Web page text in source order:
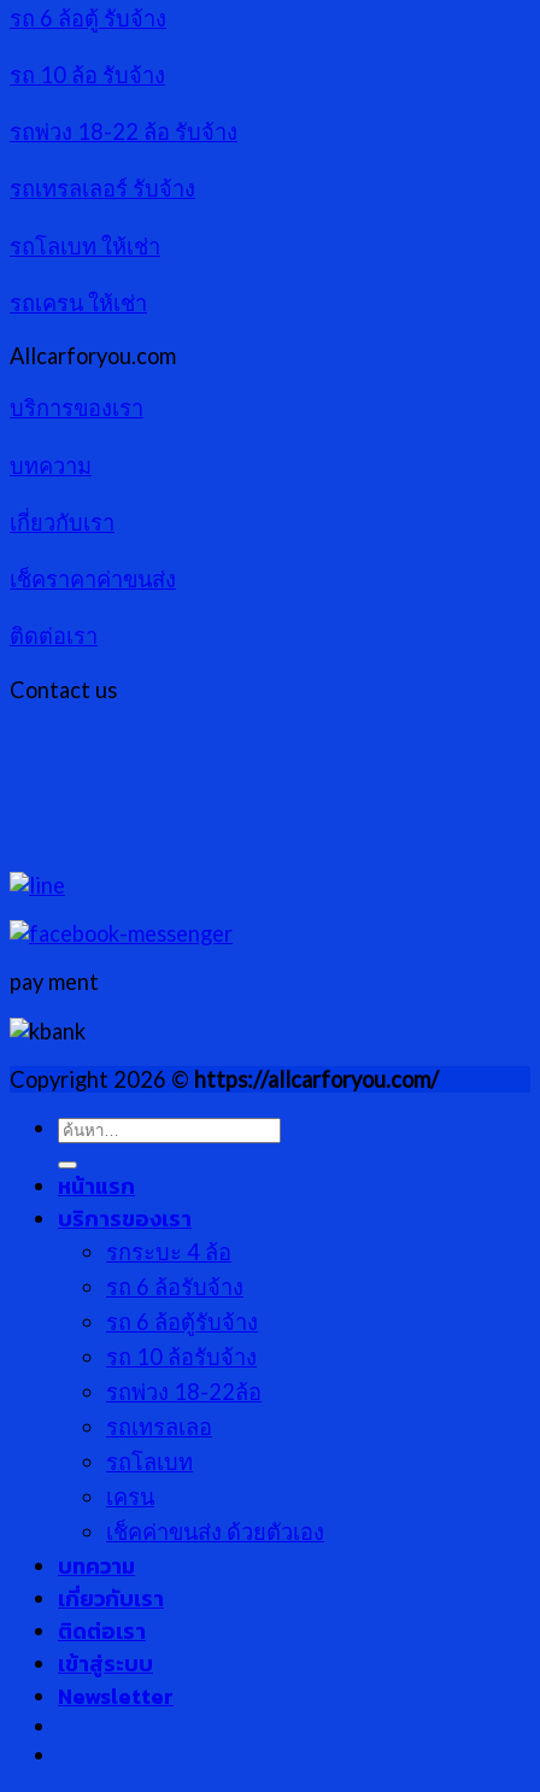
รถ 6 ล้อตู้ รับจ้าง
รถ 10 ล้อ รับจ้าง
รถพ่วง 18-22 ล้อ รับจ้าง
รถเทรลเลอร์ รับจ้าง
รถโลเบท ให้เช่า
รถเครน ให้เช่า
Allcarforyou.com
บริการของเรา
บทความ
เกี่ยวกับเรา
เช็คราคาค่าขนส่ง
ติดต่อเรา
Contact us
pay ment
Copyright 2026 © https://allcarforyou.com/
ค้นหา:
หน้าแรก
บริการของเรา
รกระบะ 4 ล้อ
รถ 6 ล้อรับจ้าง
รถ 6 ล้อตู้รับจ้าง
รถ 10 ล้อรับจ้าง
รถพ่วง 18-22ล้อ
รถเทรลเลอ
รถโลเบท
เครน
เช็คค่าขนส่ง ด้วยตัวเอง
บทความ
เกี่ยวกับเรา
ติดต่อเรา
เข้าสู่ระบบ
Newsletter